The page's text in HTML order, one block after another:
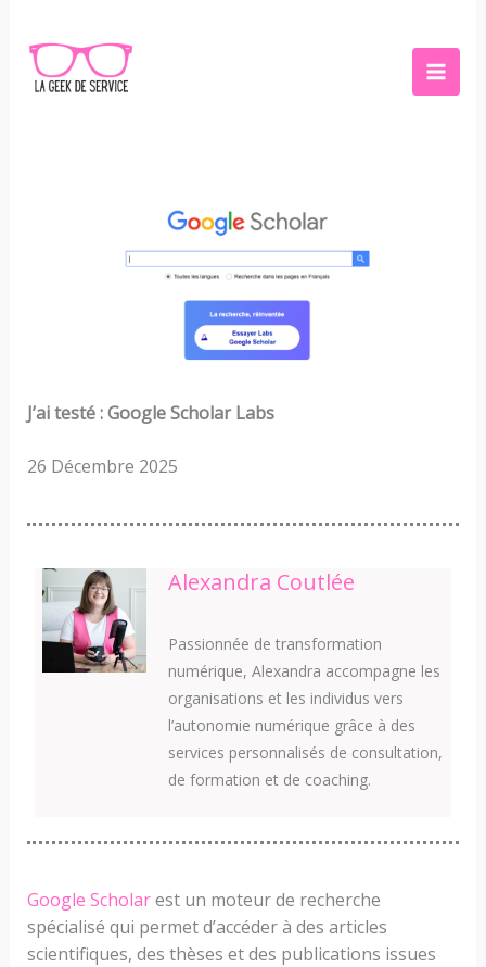
contenu
J’ai testé :Google Scholar Labs
26 Décembre 2025
Alexandra Coutlée
Passionnée de transformation
numérique, Alexandra accompagne les
organisations et les individus vers
l’autonomie numérique grâce à des
services personnalisés de consultation,
de formation et de coaching.
Google Scholarest un moteur de recherche
spécialisé qui permet d’accéder à des articles
scientifiques, des thèses et des publications issues